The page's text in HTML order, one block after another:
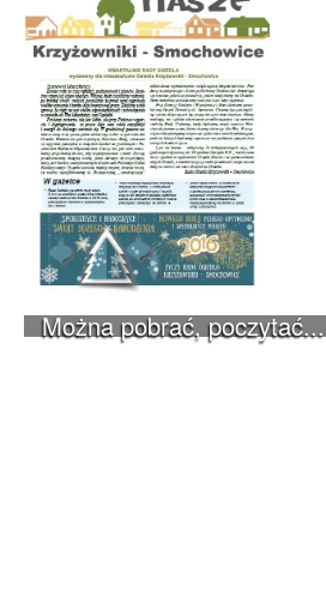
Można pobrać, poczytać...